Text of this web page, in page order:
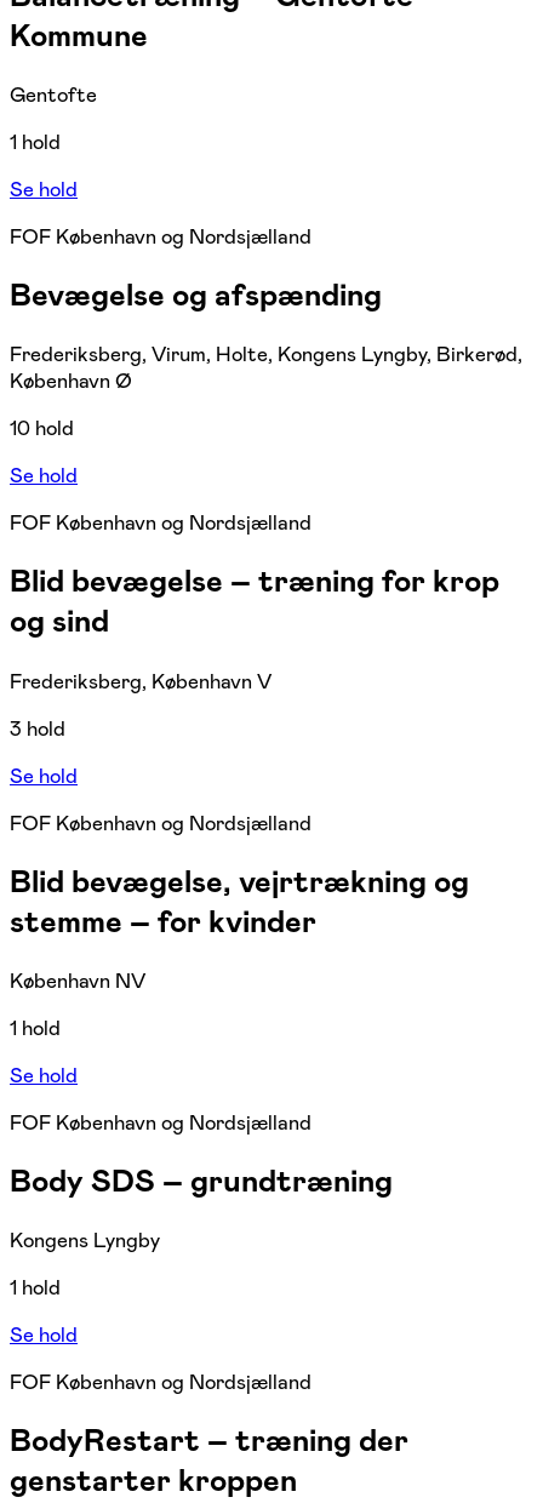
Kommune
Gentofte
1 hold
Se hold
FOF København og Nordsjælland
Bevægelse og afspænding
Frederiksberg, Virum, Holte, Kongens Lyngby, Birkerød,
København Ø
10 hold
Se hold
FOF København og Nordsjælland
Blid bevægelse – træning for krop
og sind
Frederiksberg, København V
3 hold
Se hold
FOF København og Nordsjælland
Blid bevægelse, vejrtrækning og
stemme – for kvinder
København NV
1 hold
Se hold
FOF København og Nordsjælland
Body SDS – grundtræning
Kongens Lyngby
1 hold
Se hold
FOF København og Nordsjælland
BodyRestart – træning der
genstarter kroppen